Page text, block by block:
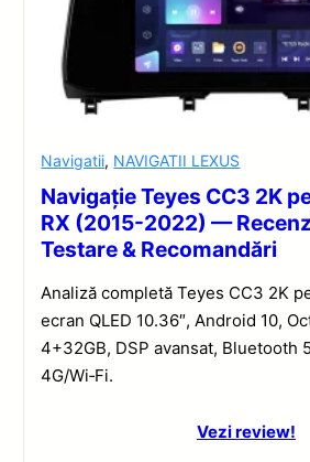
Navigatii, NAVIGATII LEXUS
Navigație Teyes CC3 2K
RX (2015-2022) —
Testare & Recomandări
Analiză completă Teyes CC3 2K
ecran QLED 10.36″, Android 10,
4+32GB, DSP avansat, Bluetooth
4G/Wi‑Fi.
Vezi review!